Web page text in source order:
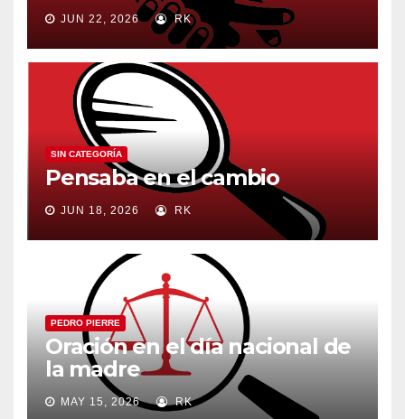
JUN 22, 2026 RK
SIN CATEGORÍA
Pensaba en el cambio
JUN 18, 2026 RK
PEDRO PIERRE
Oración en el día nacional de
la madre
MAY 15, 2026 RK